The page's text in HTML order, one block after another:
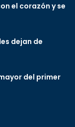
el corazón y se
dejan de
del primer